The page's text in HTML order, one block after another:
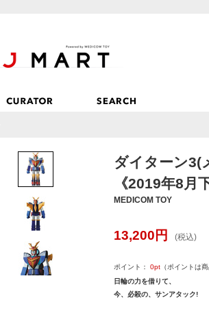
ダイターン3(
《2019年8月
MEDICOM TOY
13,200 円 (税込)
ポイント： 0pt （ポイントは
日輪の力を借りて、
今、必殺の、サンアタック!